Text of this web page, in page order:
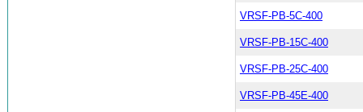
VRSF-PB-5C-400
VRSF-PB-15C-400
VRSF-PB-25C-400
VRSF-PB-45E-400